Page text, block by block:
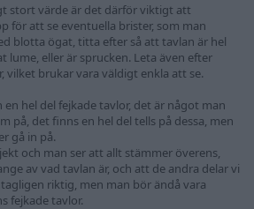
stort värde är det därför viktigt att
för att se eventuella brister, som man
blotta ögat, titta efter så att tavlan är hel
lume, eller är sprucken. Leta även efter
vilket brukar vara väldigt enkla att se.
hel del fejkade tavlor, det är något man
på, det finns en hel del tells på dessa, men
gå in på.
och man ser att allt stämmer överens,
av vad tavlan är, och att de andra delar vi
riktig, men man bör ändå vara
fejkade tavlor.